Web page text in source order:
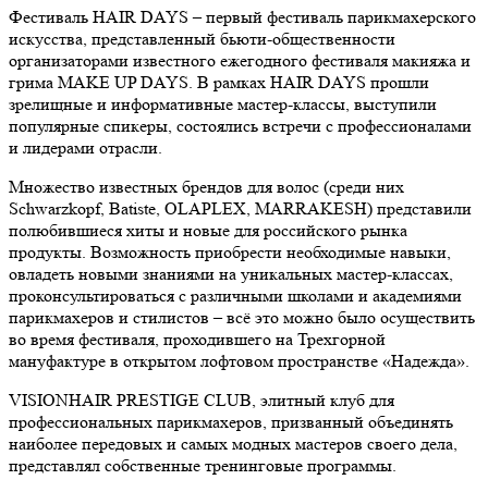
Фестиваль HAIR DAYS – первый фестиваль парикмахерского
искусства, представленный бьюти-общественности
организаторами известного ежегодного фестиваля макияжа и
грима MAKE UP DAYS. В рамках HAIR DAYS прошли
зрелищные и информативные мастер-классы, выступили
популярные спикеры, состоялись встречи с профессионалами
и лидерами отрасли.
Множество известных брендов для волос (среди них
Schwarzkopf, Batiste, OLAPLEX, MARRAKESH) представили
полюбившиеся хиты и новые для российского рынка
продукты. Возможность приобрести необходимые навыки,
овладеть новыми знаниями на уникальных мастер-классах,
проконсультироваться с различными школами и академиями
парикмахеров и стилистов – всё это можно было осуществить
во время фестиваля, проходившего на Трехгорной
мануфактуре в открытом лофтовом пространстве «Надежда».
VISIONHAIR PRESTIGE CLUB, элитный клуб для
профессиональных парикмахеров, призванный объединять
наиболее передовых и самых модных мастеров своего дела,
представлял собственные тренинговые программы.